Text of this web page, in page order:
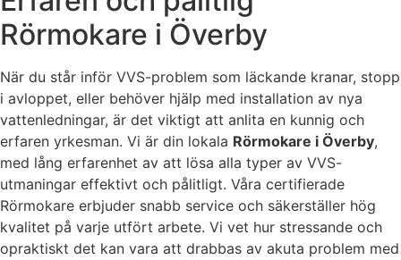
Rörmokare i Överby
När du står inför VVS-problem som läckande kranar, stopp
i avloppet, eller behöver hjälp med installation av nya
vattenledningar, är det viktigt att anlita en kunnig och
erfaren yrkesman. Vi är din lokala Rörmokare i Överby,
med lång erfarenhet av att lösa alla typer av VVS-
utmaningar effektivt och pålitligt. Våra certifierade
Rörmokare erbjuder snabb service och säkerställer hög
kvalitet på varje utfört arbete. Vi vet hur stressande och
opraktiskt det kan vara att drabbas av akuta problem med